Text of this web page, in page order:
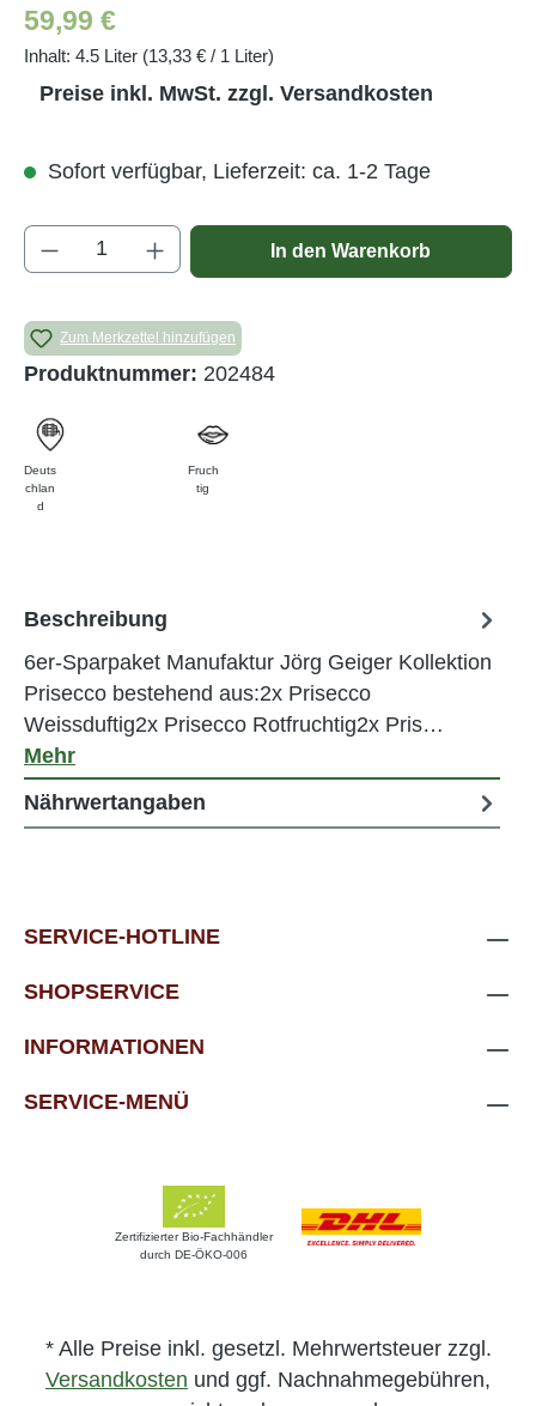
Regulärer Preis:
59,99 €
Inhalt: 4.5 Liter (13,33 € / 1 Liter)
Preise inkl. MwSt. zzgl. Versandkosten
Sofort verfügbar, Lieferzeit: ca. 1-2 Tage
Produkt Anzahl: Gib den gewünschten
In den Warenkorb
Zum Merkzettel hinzufügen
Produktnummer: 202484
Deuts
chlan
d
Fruch
tig
Beschreibung
6er-Sparpaket Manufaktur Jörg Geiger Kollektion
Prisecco bestehend aus:2x Prisecco
Weissduftig2x Prisecco Rotfruchtig2x Pris…
Mehr
Nährwertangaben
SERVICE-HOTLINE
SHOPSERVICE
INFORMATIONEN
SERVICE-MENÜ
Zertifizierter Bio-Fachhändler
durch DE-ÖKO-006
* Alle Preise inkl. gesetzl. Mehrwertsteuer zzgl.
Versandkosten und ggf. Nachnahmegebühren,